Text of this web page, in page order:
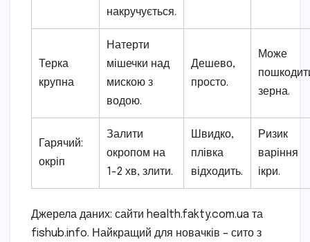
накручується.
Терка
крупна
Натерти
мішечки над
мискою з
водою.
Дешево,
просто.
Може
зерна.
Гарячий:
окріп
Залити
окропом на
1-2 хв, злити.
Швидко,
плівка
відходить.
Ризик
варіння
ікри.
Джерела даних: сайти health.fakty.com.ua та
fishub.info. Найкращий для новачків – сито з